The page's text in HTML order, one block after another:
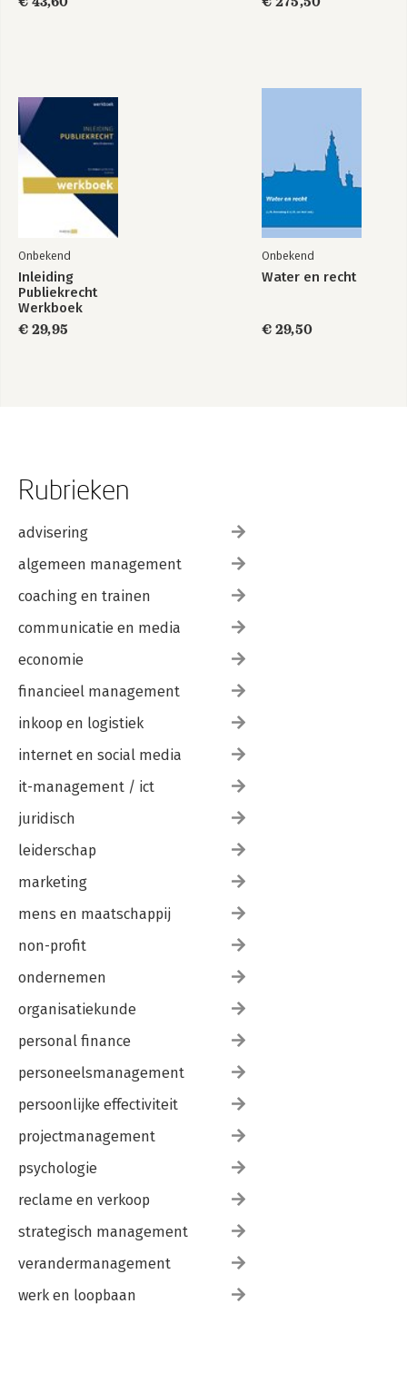
Onbekend
Inleiding
Publiekrecht
Werkboek
(2025/2026)
€ 29,95
Onbekend
Water en recht
€ 29,50
Rubrieken
advisering
algemeen management
coaching en trainen
communicatie en media
economie
financieel management
inkoop en logistiek
internet en social media
it-management / ict
juridisch
leiderschap
marketing
mens en maatschappij
non-profit
ondernemen
organisatiekunde
personal finance
personeelsmanagement
persoonlijke effectiviteit
projectmanagement
psychologie
reclame en verkoop
strategisch management
verandermanagement
werk en loopbaan